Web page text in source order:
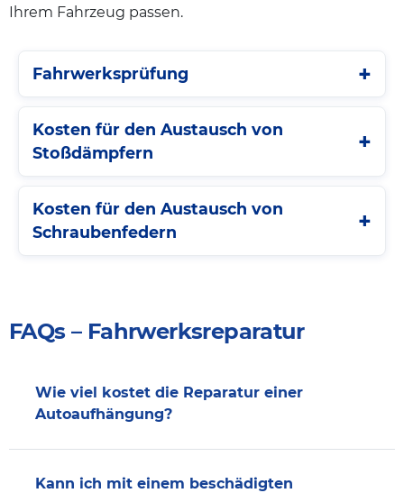
Ihrem Fahrzeug passen.
Fahrwerksprüfung
Kosten für den Austausch von
Stoßdämpfern
Kosten für den Austausch von
Schraubenfedern
FAQs – Fahrwerksreparatur
Wie viel kostet die Reparatur einer
Autoaufhängung?
Kann ich mit einem beschädigten